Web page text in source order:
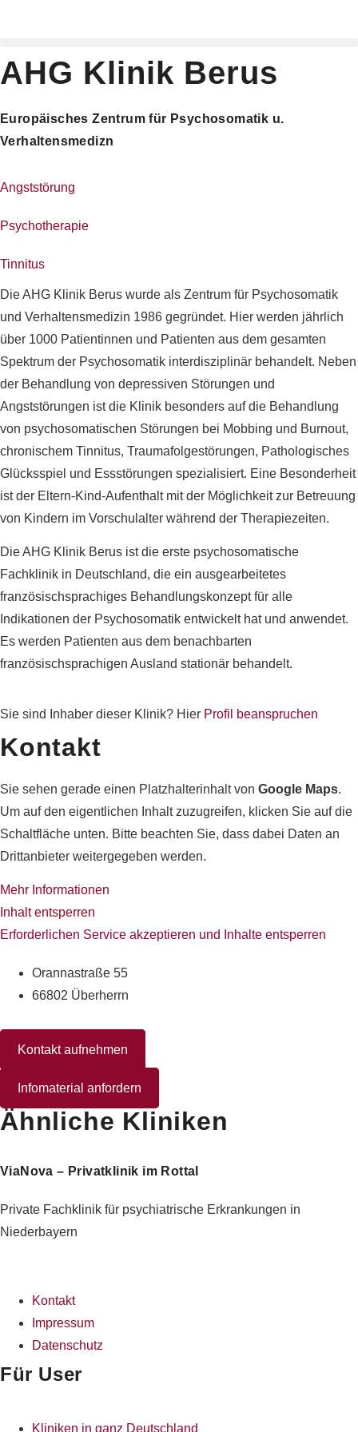
AHG Klinik Berus
Europäisches Zentrum für Psychosomatik u.
Verhaltensmedizn
Angststörung
Psychotherapie
Tinnitus
Die AHG Klinik Berus wurde als Zentrum für Psychosomatik
und Verhaltensmedizin 1986 gegründet. Hier werden jährlich
über 1000 Patientinnen und Patienten aus dem gesamten
Spektrum der Psychosomatik interdisziplinär behandelt. Neben
der Behandlung von depressiven Störungen und
Angststörungen ist die Klinik besonders auf die Behandlung
von psychosomatischen Störungen bei Mobbing und Burnout,
chronischem Tinnitus, Traumafolgestörungen, Pathologisches
Glücksspiel und Essstörungen spezialisiert. Eine Besonderheit
ist der Eltern-Kind-Aufenthalt mit der Möglichkeit zur Betreuung
von Kindern im Vorschulalter während der Therapiezeiten.
Die AHG Klinik Berus ist die erste psychosomatische
Fachklinik in Deutschland, die ein ausgearbeitetes
französischsprachiges Behandlungskonzept für alle
Indikationen der Psychosomatik entwickelt hat und anwendet.
Es werden Patienten aus dem benachbarten
französischsprachigen Ausland stationär behandelt.
Sie sind Inhaber dieser Klinik? Hier Profil beanspruchen
Kontakt
Sie sehen gerade einen Platzhalterinhalt von Google Maps.
Um auf den eigentlichen Inhalt zuzugreifen, klicken Sie auf die
Schaltfläche unten. Bitte beachten Sie, dass dabei Daten an
Drittanbieter weitergegeben werden.
Mehr Informationen
Inhalt entsperren
Erforderlichen Service akzeptieren und Inhalte entsperren
Orannastraße 55
66802 Überherrn
Kontakt aufnehmen
Infomaterial anfordern
Ähnliche Kliniken
ViaNova – Privatklinik im Rottal
Private Fachklinik für psychiatrische Erkrankungen in
Niederbayern
Kontakt
Impressum
Datenschutz
Für User
Kliniken in ganz Deutschland